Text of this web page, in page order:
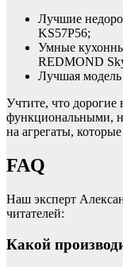
Лучшие
KS57P56;
Умные
REDMOND
Лучшая
Учтите, что
функциональными,
на агрегаты,
FAQ
Наш эксперт
читателей:
Какой